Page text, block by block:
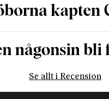
kapten
någonsin bli
Se allt i Recension